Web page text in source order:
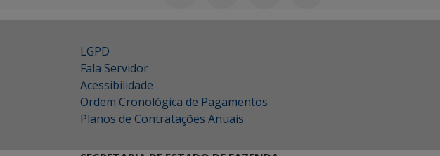
LGPD
Fala Servidor
Acessibilidade
Ordem Cronológica de Pagamentos
Planos de Contratações Anuais